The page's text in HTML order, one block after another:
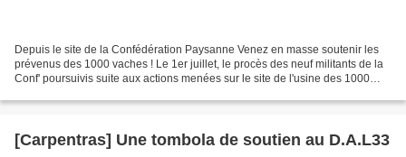
Depuis le site de la Confédération Paysanne Venez en masse soutenir les
prévenus des 1000 vaches ! Le 1er juillet, le procès des neuf militants de la
Conf' poursuivis suite aux actions menées sur le site de l'usine des 1000
[Carpentras] Une tombola de soutien au D.A.L33